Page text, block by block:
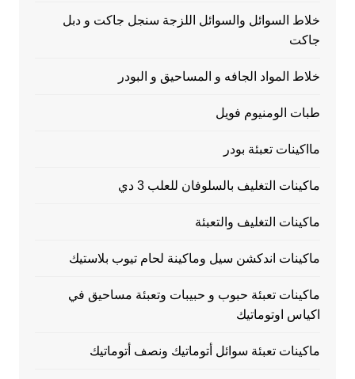
خلاط السوائل والسوائل اللزجة سنجل جاكت و دبل
جاكت
خلاط المواد الجافه و المساحيق و البودر
طبات الومنيوم فويل
مااكينات تعبئة بودر
ماكينات التغليف بالسلوفان للعلب 3 دي
ماكينات التغليف والتعبئة
ماكينات اندكشن سيل وماكينة لحام تيوب بلاستيك
ماكينات تعبئة حبوب و حبيبات وتعبئة مساحيق في
اكياس اوتوماتيك
ماكينات تعبئة سوائل أتوماتيك ونصف أتوماتيك